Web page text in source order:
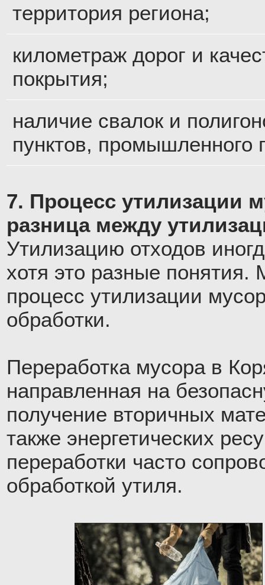
территория региона;
километраж дорог и
покрытия;
наличие свалок и
пунктов, промышленного
7. Процесс утилизации
разница между
Утилизацию отходов
хотя это разные понятия.
процесс утилизации
обработки.
Переработка мусора в
направленная на
получение вторичных
также энергетических
переработки часто
обработкой утиля.